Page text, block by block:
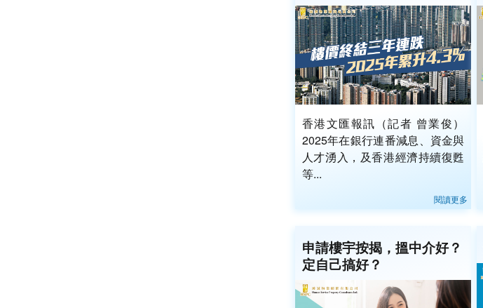
香港文匯報訊（記者 曾業俊）
2025年在銀行連番減息、資金與
人才湧入，及香港經濟持續復甦
等...
閱讀更多
申請樓宇按揭，搵中介好？
定自己搞好？